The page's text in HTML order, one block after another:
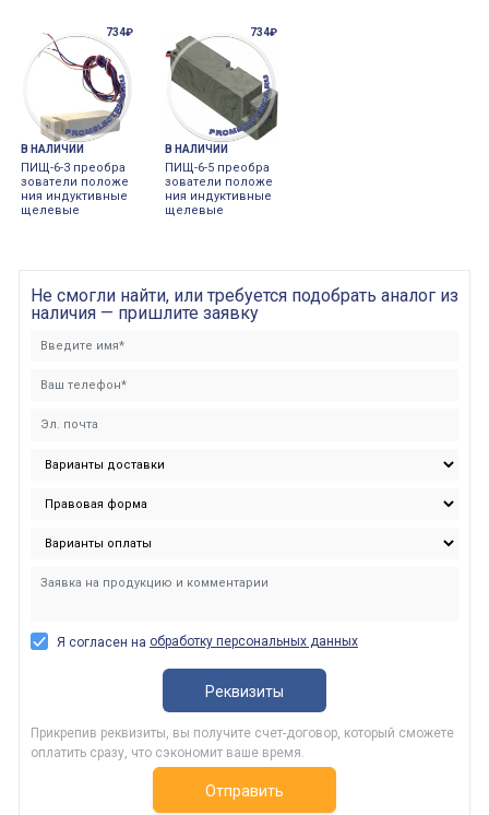
734₽
В НАЛИЧИИ
ПИЩ-6-3 преобра
зователи положе
ния индуктивные
щелевые
734₽
В НАЛИЧИИ
ПИЩ-6-5 преобра
зователи положе
ния индуктивные
щелевые
Не смогли найти, или требуется подобрать аналог из
наличия — пришлите заявку
Я согласен на обработку персональных данных
Реквизиты
Прикрепив реквизиты, вы получите счет-договор, который сможете
оплатить сразу, что сэкономит ваше время.
Отправить